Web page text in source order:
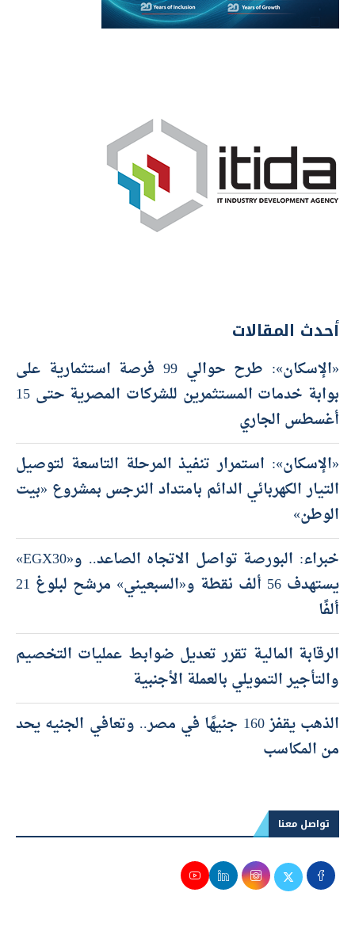
أحدث المقالات
«الإسكان»: طرح حوالي 99 فرصة استثمارية على
بوابة خدمات المستثمرين للشركات المصرية حتى 15
أغسطس الجاري
«الإسكان»: استمرار تنفيذ المرحلة التاسعة لتوصيل
التيار الكهربائي الدائم بامتداد النرجس بمشروع «بيت
الوطن»
خبراء: البورصة تواصل الاتجاه الصاعد.. و«EGX30»
يستهدف 56 ألف نقطة و«السبعيني» مرشح لبلوغ 21
ألفًا
الرقابة المالية تقرر تعديل ضوابط عمليات التخصيم
والتأجير التمويلي بالعملة الأجنبية
الذهب يقفز 160 جنيهًا في مصر.. وتعافي الجنيه يحد
من المكاسب
تواصل معنا